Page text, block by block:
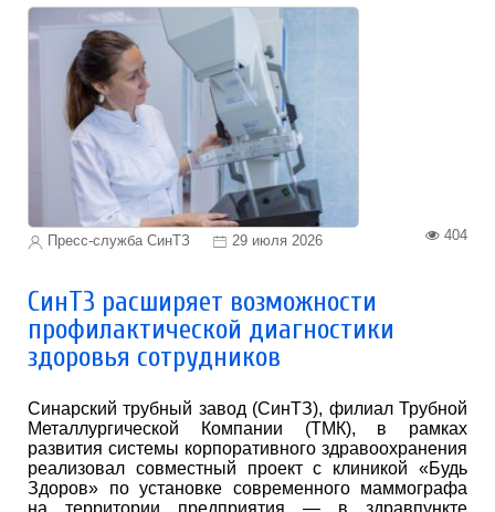
Пресс-служба СинТЗ 29 июля 2026 404
СинТЗ расширяет возможности
профилактической диагностики
здоровья сотрудников
Синарский трубный завод (СинТЗ), филиал Трубной
Металлургической Компании (ТМК), в рамках
развития системы корпоративного здравоохранения
реализовал совместный проект с клиникой «Будь
Здоров» по установке современного маммографа
на территории предприятия — в здравпункте